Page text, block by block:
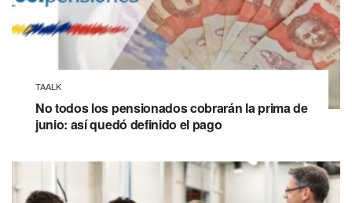
TAALK
No todos los pensionados cobrarán la prima de
junio: así quedó definido el pago